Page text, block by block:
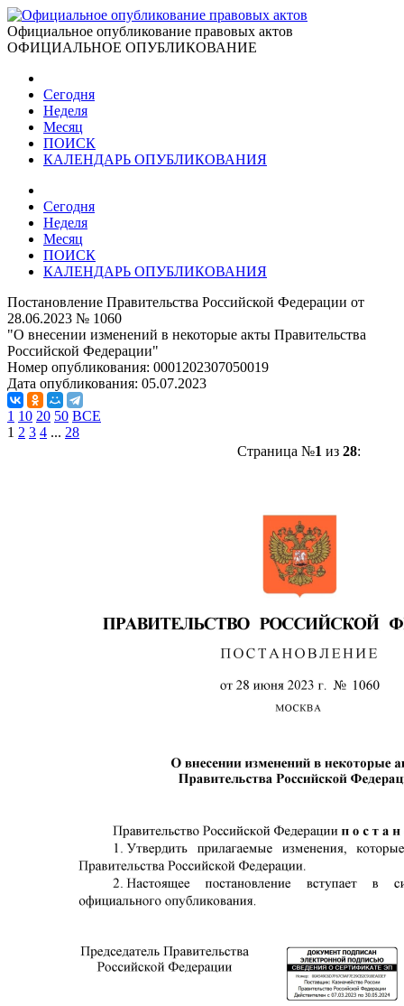
Официальное опубликование правовых актов
ОФИЦИАЛЬНОЕ ОПУБЛИКОВАНИЕ
Сегодня
Неделя
Месяц
ПОИСК
КАЛЕНДАРЬ ОПУБЛИКОВАНИЯ
Сегодня
Неделя
Месяц
ПОИСК
КАЛЕНДАРЬ ОПУБЛИКОВАНИЯ
Постановление Правительства Российской Федерации от
28.06.2023 № 1060
"О внесении изменений в некоторые акты Правительства
Российской Федерации"
Номер опубликования: 0001202307050019
Дата опубликования: 05.07.2023
1 10 20 50 ВСЕ
1 2 3 4 ... 28
Страница №1 из 28: